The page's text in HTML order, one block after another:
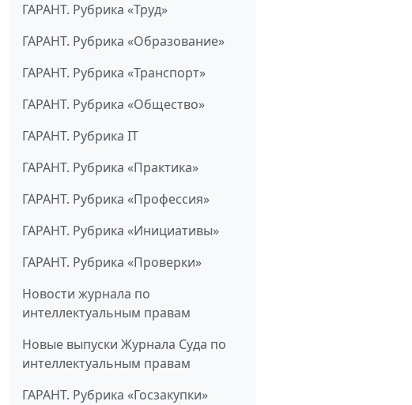
ГАРАНТ. Рубрика «Труд»
ГАРАНТ. Рубрика «Образование»
ГАРАНТ. Рубрика «Транспорт»
ГАРАНТ. Рубрика «Общество»
ГАРАНТ. Рубрика IT
ГАРАНТ. Рубрика «Практика»
ГАРАНТ. Рубрика «Профессия»
ГАРАНТ. Рубрика «Инициативы»
ГАРАНТ. Рубрика «Проверки»
Новости журнала по
интеллектуальным правам
Новые выпуски Журнала Суда по
интеллектуальным правам
ГАРАНТ. Рубрика «Госзакупки»